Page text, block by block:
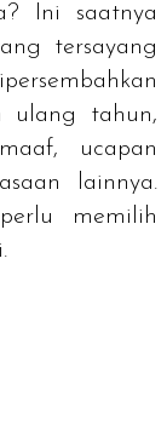
Ini saatnya
tersayang
ulang tahun,
ucapan
lainnya.
memilih